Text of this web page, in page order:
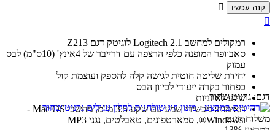
קנה עכשיו


רמקולים למחשב Logitech 2.1 לוגיטק דגם Z213
סאבוופר המופנה כלפי הרצפה עם דרייבר של 4אינץ' (10ס"מ) לבס
עמוק
יחידת שליטה חוטית לגישה קלה להספק ועוצמת קול
כפתור בקרה ייעודי לכיוון הבס
שקע לאוזניות
תאימות: מכשירי שמע עם שקע 3.5 מ"מ, מחשבי Mac OS -
וWindows®, סמארטפונים, טאבלטים, נגני MP3
דגם: גרניט שחור
משלוח חינם